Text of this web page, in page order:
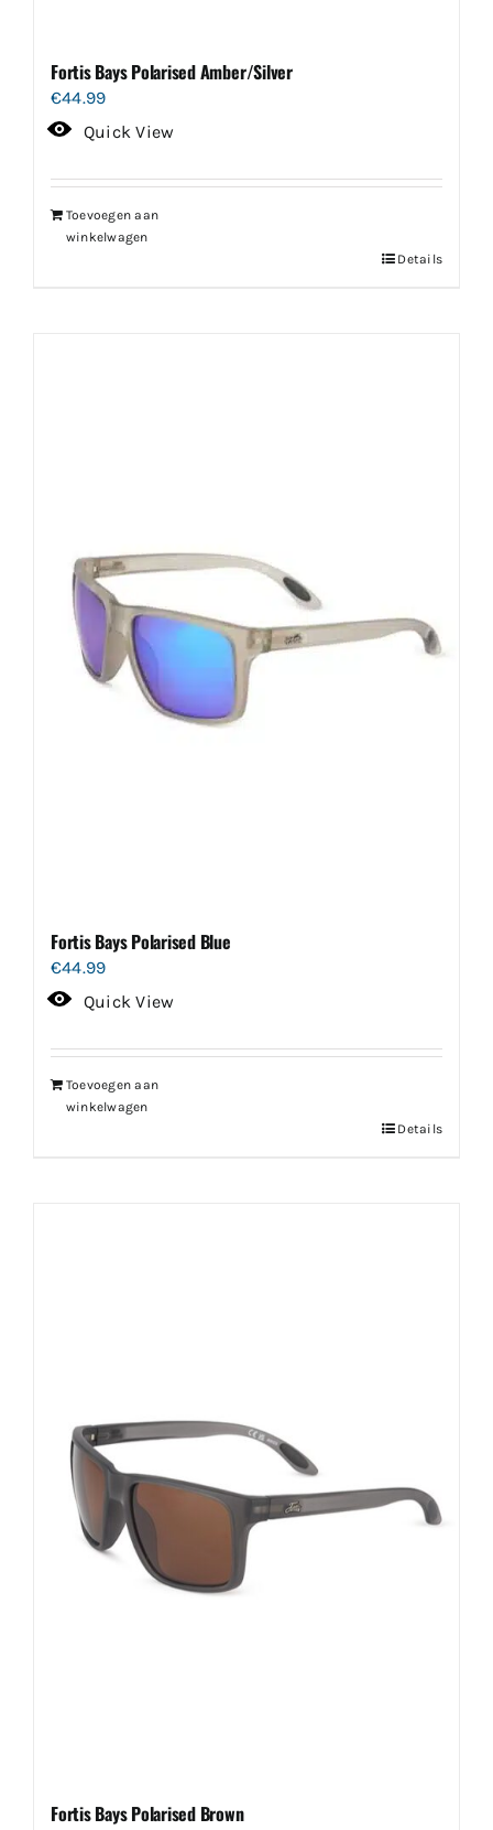
Fortis Bays Polarised Amber/Silver
€44.99
Quick View
Toevoegen aan
winkelwagen
Details
Fortis Bays Polarised Blue
€44.99
Quick View
Toevoegen aan
winkelwagen
Details
Fortis Bays Polarised Brown